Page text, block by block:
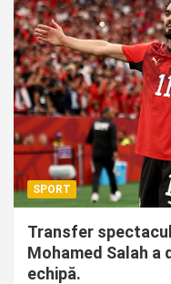
SPORT
Transfer
Mohamed Salah a
echipă.